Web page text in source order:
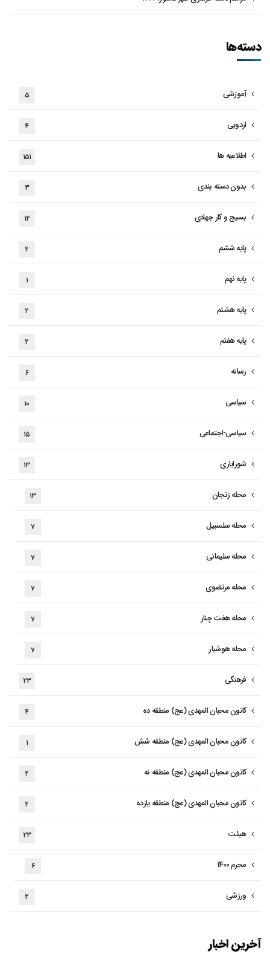
دسته‌ها
آموزشی ۵
اردویی ۴
اطلاعیه ها ۱۵۱
بدون دسته بندی ۳
بسیج و کار جهادی ۱۲
پایه ششم ۲
پایه نهم ۱
پایه هشتم ۲
پایه هفتم ۲
رسانه ۶
سیاسی ۱۰
سیاسی-اجتماعی ۱۵
شورایاری ۱۳
محله زنجان ۱۳
محله سلسبیل ۷
محله سلیمانی ۷
محله مرتضوی ۷
محله هفت چنار ۷
محله هوشیار ۷
فرهنگی ۲۳
کانون محبان المهدی (عج) منطقه ده ۴
کانون محبان المهدی (عج) منطقه شش ۱
کانون محبان المهدی (عج) منطقه نه ۲
کانون محبان المهدی (عج) منطقه یازده ۲
هیئت ۲۳
محرم ۱۴۰۰ ۶
ورزشی ۲
آخرین اخبار